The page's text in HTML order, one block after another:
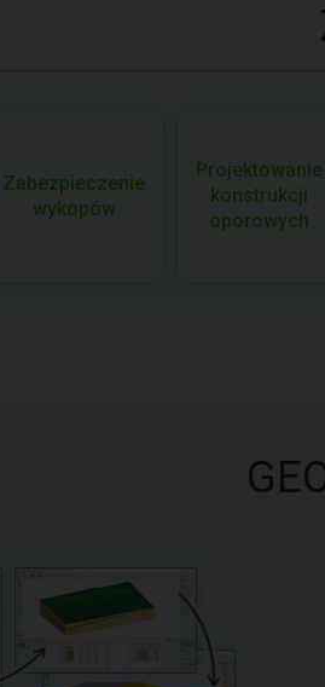
Zabezpieczenie
wykopów
Projektowanie
konstrukcji
oporowych